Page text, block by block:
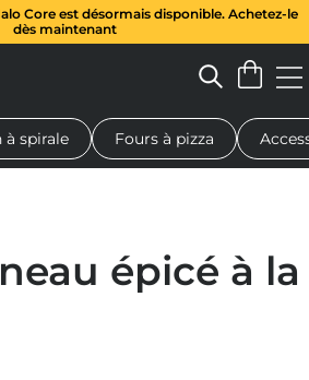
Core est désormais disponible. Achetez-le
dès maintenant
Pétrin à pâte Cadeaux Planches de
spirale Fours à pizza
épicé à la